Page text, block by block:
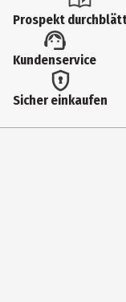
Anschlüsse
USB-C
Modellnummer
Prospekt
Kundenservice
Sicher einkaufen